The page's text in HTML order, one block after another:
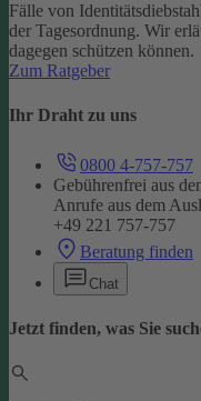
Fälle von
der Tagesordnung. Wir
dagegen schützen können.
Zum Ratgeber
Ihr Draht zu uns
0800 4-757-757
Gebührenfrei aus
Anrufe aus dem
+49 221 757-757
Beratung finden
Chat
Jetzt finden, was Sie